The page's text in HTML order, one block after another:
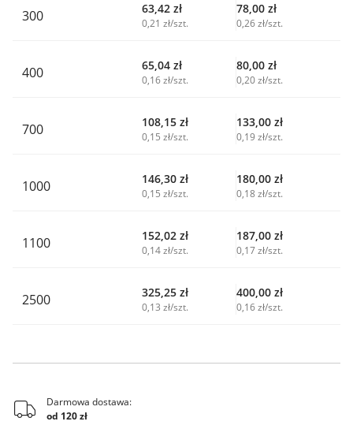
300 63,42 zł
0,21 zł/szt.
78,00 zł
0,26 zł/szt.
400 65,04 zł
0,16 zł/szt.
80,00 zł
0,20 zł/szt.
700 108,15 zł
0,15 zł/szt.
133,00 zł
0,19 zł/szt.
1000 146,30 zł
0,15 zł/szt.
180,00 zł
0,18 zł/szt.
1100 152,02 zł
0,14 zł/szt.
187,00 zł
0,17 zł/szt.
2500 325,25 zł
0,13 zł/szt.
400,00 zł
0,16 zł/szt.
Darmowa dostawa:
od 120 zł